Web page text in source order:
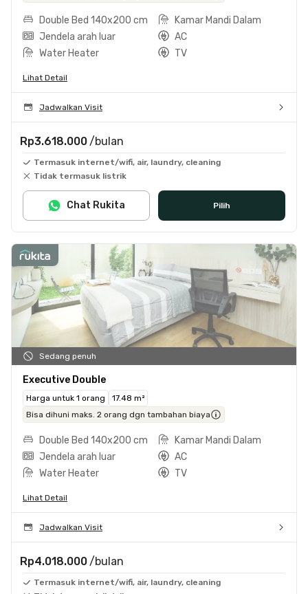
Double Bed 140x200 cm
Kamar Mandi Dalam
Jendela arah luar
AC
Water Heater
TV
Lihat Detail
Jadwalkan Visit
Rp3.618.000 /bulan
Termasuk internet/wifi, air, laundry, cleaning
Tidak termasuk listrik
Pilih
Chat Rukita
Sedang penuh
Executive Double
Harga untuk 1 orang
17.48 m²
Bisa dihuni maks. 2 orang dgn tambahan biaya
Double Bed 140x200 cm
Kamar Mandi Dalam
Jendela arah luar
AC
Water Heater
TV
Lihat Detail
Jadwalkan Visit
Rp4.018.000 /bulan
Termasuk internet/wifi, air, laundry, cleaning